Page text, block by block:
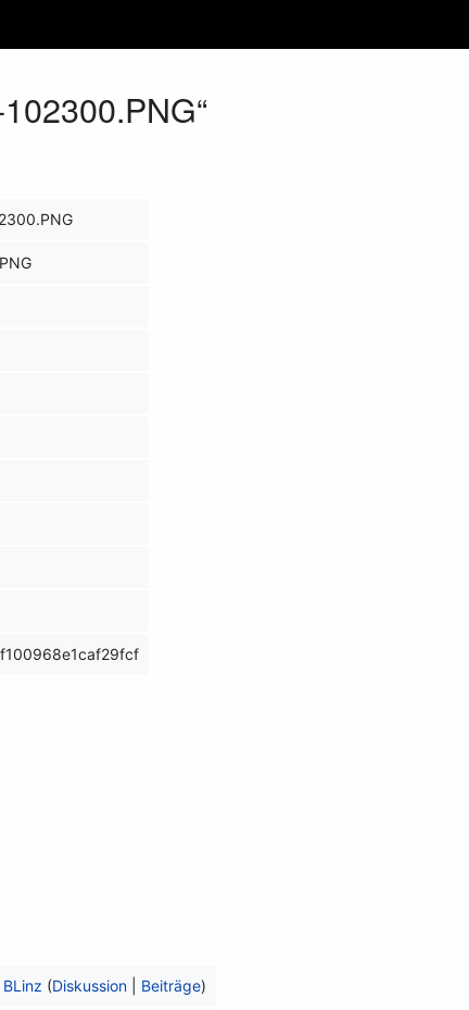
BLinz (Diskussion Beiträge)